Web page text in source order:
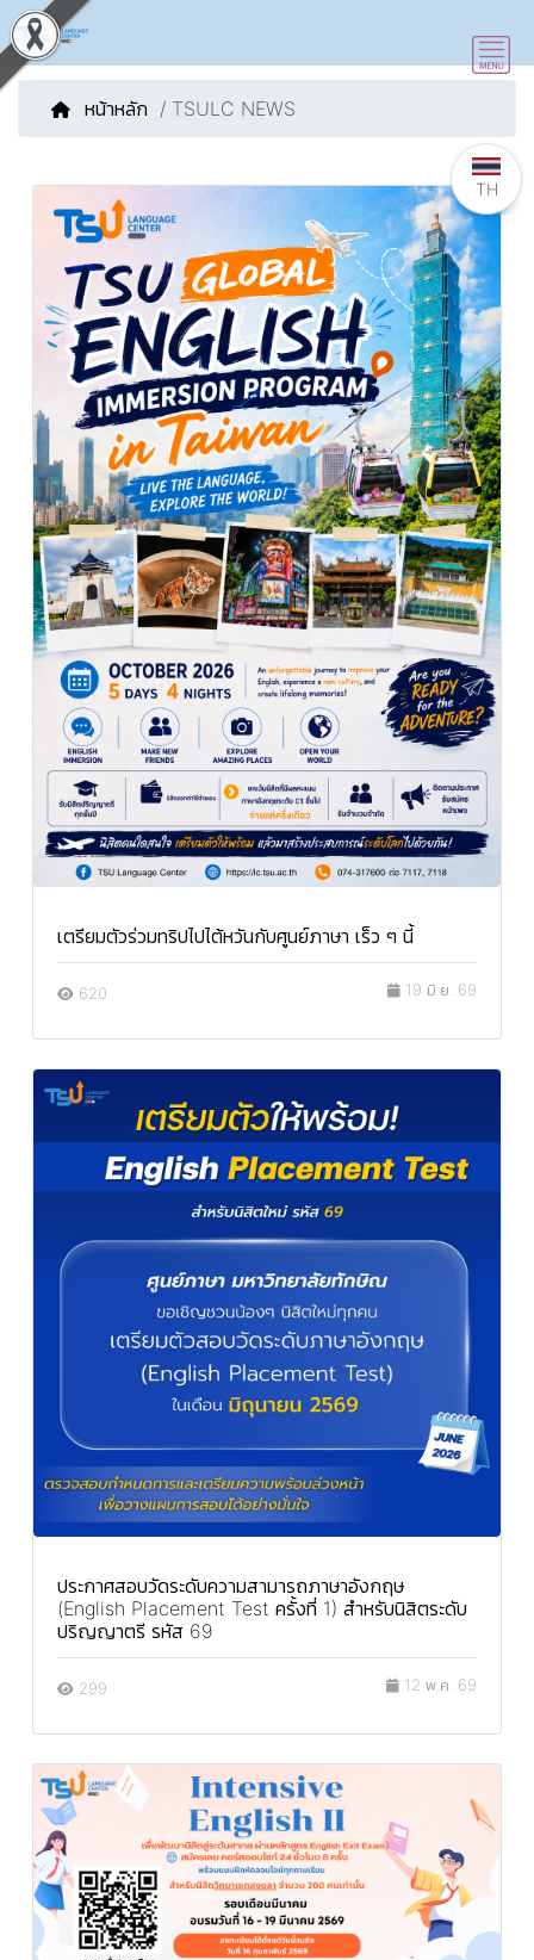
หน้าหลัก / TSULC NEWS
เตรียมตัวร่วมทริปไปไต้หวันกับศูนย์ภาษา เร็ว ๆ นี้
620 19 มิ.ย. 69
ประกาศสอบวัดระดับความสามารถภาษาอังกฤษ
(English Placement Test ครั้งที่ 1) สำหรับนิสิตระดับ
ปริญญาตรี รหัส 69
299 12 พ.ค. 69
TH